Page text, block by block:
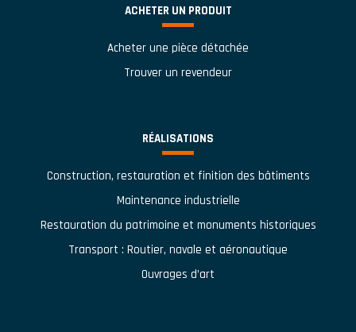
ACHETER UN PRODUIT
Acheter une pièce détachée
Trouver un revendeur
RÉALISATIONS
Construction, restauration et finition des bâtiments
Maintenance industrielle
Restauration du patrimoine et monuments historiques
Transport : Routier, navale et aéronautique
Ouvrages d’art